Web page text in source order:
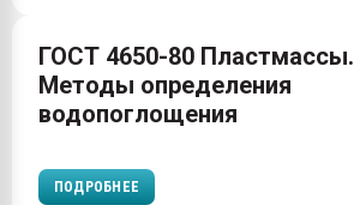
ГОСТ 4650-80 Пластмассы.
Методы определения
водопоглощения
ПОДРОБНЕЕ